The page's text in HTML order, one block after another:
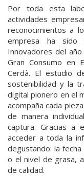
Por toda esta
actividades
reconocimientos a
empresa ha sido
Innovadores del
Gran Consumo en
Cerdà. El estudio
sostenibilidad y la
digital pionero en el
acompaña cada
de manera
captura. Gracias a
acceder a toda la
degustando: la
o el nivel de grasa,
de calidad.